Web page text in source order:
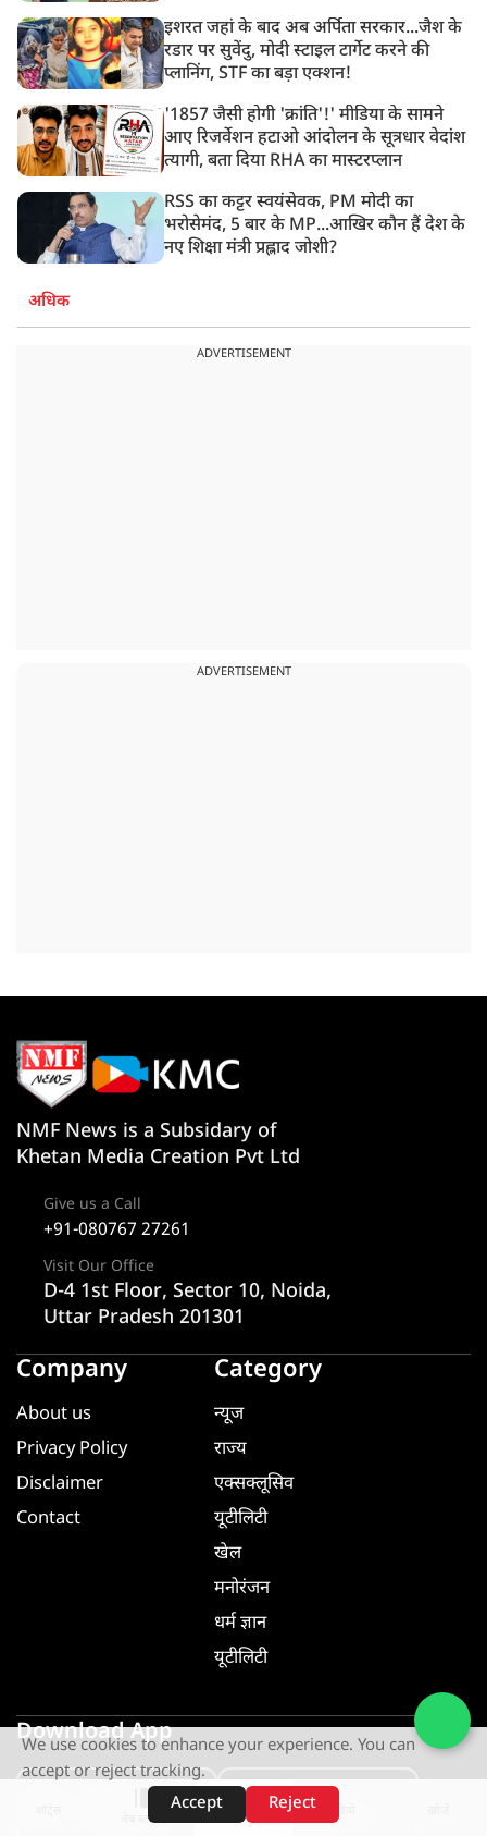
इशरत जहां के बाद अब अर्पिता सरकार...जैश के
रडार पर सुवेंदु, मोदी स्टाइल टार्गेट करने की
प्लानिंग, STF का बड़ा एक्शन!
'1857 जैसी होगी 'क्रांति'!' मीडिया के सामने
आए रिजर्वेशन हटाओ आंदोलन के सूत्रधार वेदांश
त्यागी, बता दिया RHA का मास्टरप्लान
RSS का कट्टर स्वयंसेवक, PM मोदी का
भरोसेमंद, 5 बार के MP...आखिर कौन हैं देश के
नए शिक्षा मंत्री प्रह्लाद जोशी?
अधिक
ADVERTISEMENT
ADVERTISEMENT
वेब स्टोरीज़
NMF News is a Subsidary of
Khetan Media Creation Pvt Ltd
Give us a Call
+91-080767 27261
Visit Our Office
D-4 1st Floor, Sector 10, Noida,
Uttar Pradesh 201301
Company
About us
Privacy Policy
Disclaimer
Contact
Category
न्यूज
राज्य
एक्सक्लूसिव
यूटीलिटी
खेल
मनोरंजन
धर्म ज्ञान
यूटीलिटी
Download App
Google Play
GET IT ON
App Store
We use cookies to enhance your experience. You can
accept or reject tracking.
Accept
Reject